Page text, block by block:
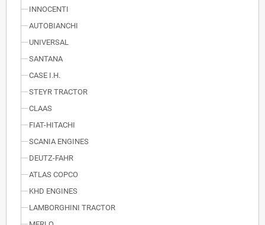
INNOCENTI
AUTOBIANCHI
UNIVERSAL
SANTANA
CASE I.H.
STEYR TRACTOR
CLAAS
FIAT-HITACHI
SCANIA ENGINES
DEUTZ-FAHR
ATLAS COPCO
KHD ENGINES
LAMBORGHINI TRACTOR